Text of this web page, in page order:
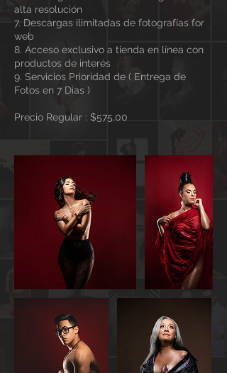
alta resolución
7. Descargas ilimitadas de fotografías for
web
8. Acceso exclusivo a tienda en línea con
productos de interés
9. Servicios Prioridad de ( Entrega de
Fotos en 7 Dias )
Precio Regular : $575.00